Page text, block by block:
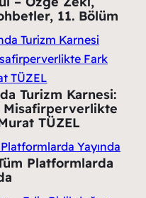
11. Bölüm
Turizm Karnesi:
Misafirperverlikte
TÜZEL
Platformlarda